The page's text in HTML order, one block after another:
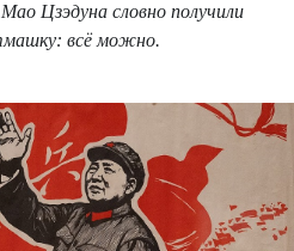
Цзэдуна словно получили
всё можно.